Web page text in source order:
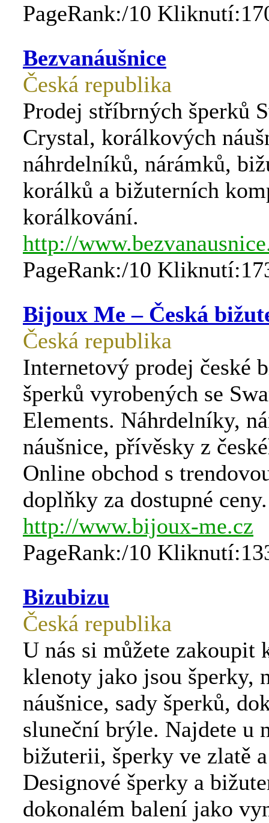
PageRank:/10
Bezvanáušnice
Česká republika
Prodej stříbrných šperků
Crystal, korálkových
náhrdelníků, nárámků,
korálků a bižuterních
korálkování.
http://
PageRank:/10
Bijoux Me – Česká
Česká republika
Internetový prodej české
šperků vyrobených se
Elements. Náhrdelníky,
náušnice, přívěsky z
Online obchod s
doplňky za dostupné ceny.
http://www.bijoux-me.cz
PageRank:/10
Bizubizu
Česká republika
U nás si můžete zakoupit
klenoty jako jsou šperky,
náušnice, sady šperků,
sluneční brýle. Najdete u
bižuterii, šperky ve zlatě
Designové šperky a
dokonalém balení jako